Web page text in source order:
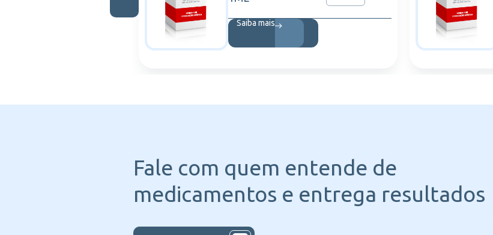
Saiba mais
Fale com quem entende de
medicamentos e entrega resultados